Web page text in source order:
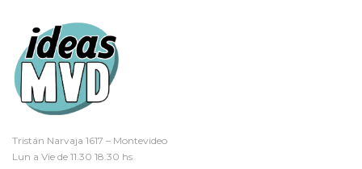
Tristán Narvaja 1617 – Montevideo
Lun a Vie de 11.30 18.30 hs